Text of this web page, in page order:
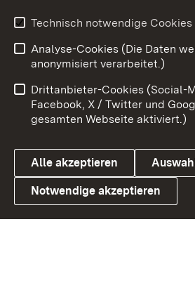
Youtube
Link zum Landesportal
Benutzungshinweise
Datenschutz
Cookies
Technisch notwendige Cookies
Analyse-Cookies (Die Daten
anonymisiert verarbeitet.)
Drittanbieter-Cookies (Social-
Facebook, X / Twitter und
gesamten Webseite aktiviert.)
Alle akzeptieren
Notwendige akzeptieren